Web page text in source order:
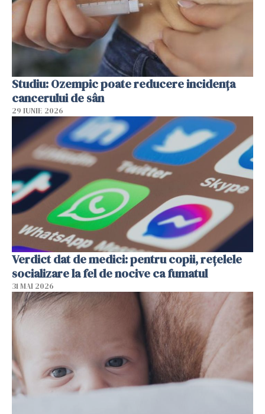
Studiu: Ozempic poate reducere incidența
cancerului de sân
29 IUNIE 2026
Verdict dat de medici: pentru copii, rețelele
socializare la fel de nocive ca fumatul
31 MAI 2026